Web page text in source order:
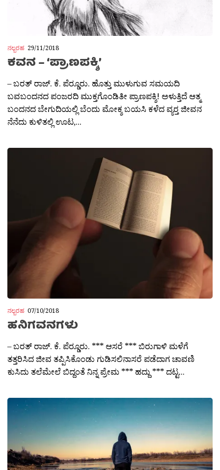
ನಲ್ಬರಹ 29/11/2018
ಕವನ – ‘ಪ್ರಾಣಪಕ್ಶಿ’
– ಬರತ್ ರಾಜ್. ಕೆ. ಪೆರ‍್ಡೂರು. ಹೊತ್ತು ಮುಳುಗುವ ಸಮಯದಿ
ಬವಬಂದನದ ಪಂಜರದಿ ಮುಕ್ತಗೊಂಡಿತೀ ಪ್ರಾಣಪಕ್ಶಿ! ಅಳುತ್ತಿದೆ ಆತ್ಮ
ಬಂದನದ ಬೇಗುದಿಯಲ್ಲಿ ಬೆಂದು ಮೋಕ್ಶ ಬಯಸಿ ಕಳೆದ ವ್ಯರ‍್ತ ಜೀವನ
ನೆನೆದು ಕುಳಿತಲ್ಲಿ ಊಟ,...
ನಲ್ಬರಹ 07/10/2018
ಹನಿಗವನಗಳು
– ಬರತ್ ರಾಜ್. ಕೆ. ಪೆರ‍್ಡೂರು. *** ಆಸರೆ *** ಬಿರುಗಾಳಿ ಮಳೆಗೆ
ತತ್ತರಿಸಿದ ಜೀವ ತಪ್ಪಿಸಿಕೊಂಡು ಗುಡಿಸಲಿನಾಸರೆ ಪಡೆದಾಗ ಚಾವಣಿ
ಕುಸಿದು ತಲೆಮೇಲೆ ಬಿದ್ದಂತೆ ನಿನ್ನ ಪ್ರೇಮ *** ಹದ್ದು *** ದಟ್ಟ‌...